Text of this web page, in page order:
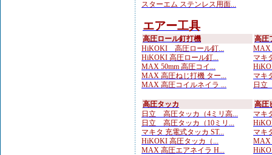
スターエム ステンレス用面...
エアー工具
高圧ロール釘打機
HiKOKI 高圧ロール釘...
HiKOKI 高圧ロール釘...
MAX 50mm 高圧コイ...
MAX 高圧ねじ打機 ター...
MAX 高圧コイルネイラ ...
高圧
MAX
マキ
マキ
日立
高圧タッカ
日立 高圧タッカ（4ミリ高...
日立 高圧タッカ（10ミリ...
マキタ 充電式タッカ ST...
HiKOKI 高圧タッカ（...
MAX 高圧エアネイラ H...
高圧
マキ
マキ
MAX